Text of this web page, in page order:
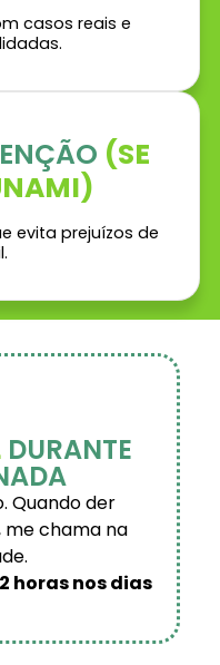
casos reais e
(SE
evita prejuízos de
DURANTE
Quando der
chama na
horas nos dias